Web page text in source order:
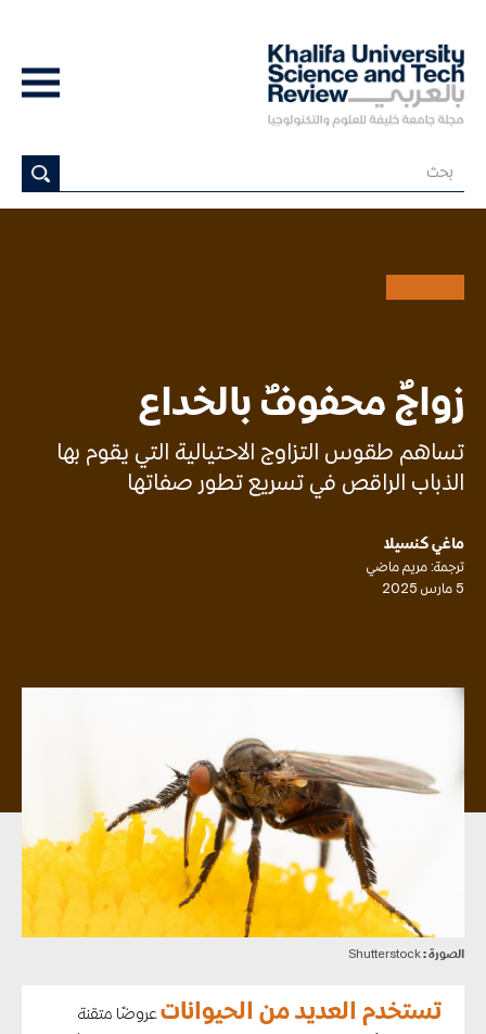
زواجٌ محفوفٌ بالخداع
تساهم طقوس التزاوج الاحتيالية التي يقوم بها
الذباب الراقص في تسريع تطور صفاتها
ماغي كنسيلا
ترجمة: مريم ماضي
5 مارس 2025
الصورة :Shutterstock
تستخدم العديد من الحيوانات عروضًا متقنة